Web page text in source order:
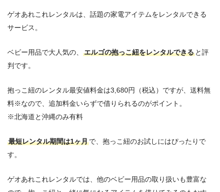
ゲオあれこれレンタルは、話題の家電アイテムをレンタルできる
サービス。
ベビー用品で大人気の、 エルゴの抱っこ紐をレンタルできる と評
判です。
抱っこ紐のレンタル最安値料金は3,680円（税込）ですが、送料無
料※なので、追加料金いらずで借りられるのがポイント。
※北海道と沖縄のみ有料
最短レンタル期間は1ヶ月で、抱っこ紐のお試しにはぴったりで
す。
ゲオあれこれレンタルでは、他のベビー用品の取り扱いも豊富な